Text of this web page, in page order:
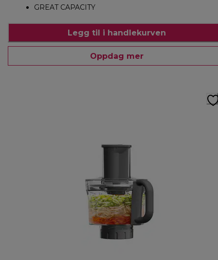
GREAT CAPACITY
Legg til i handlekurven
Oppdag mer